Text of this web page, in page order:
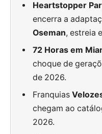
Heartstopper
encerra a
Oseman, estreia
72 Horas em
choque de
de 2026.
Franquias
chegam ao
2026.